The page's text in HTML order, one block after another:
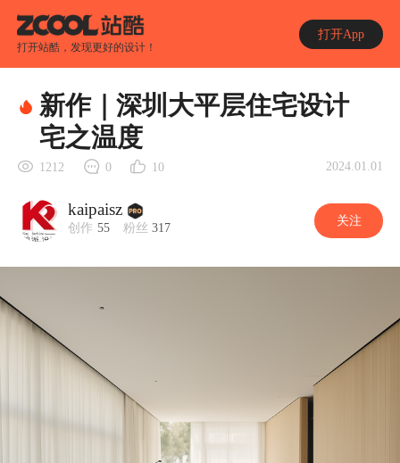
打开站酷，发现更好的设计！
打开App
新作｜深圳大平层住宅设计
宅之温度
1212 0 10 2024.01.01
kaipaisz
创作 55 粉丝 317 关注